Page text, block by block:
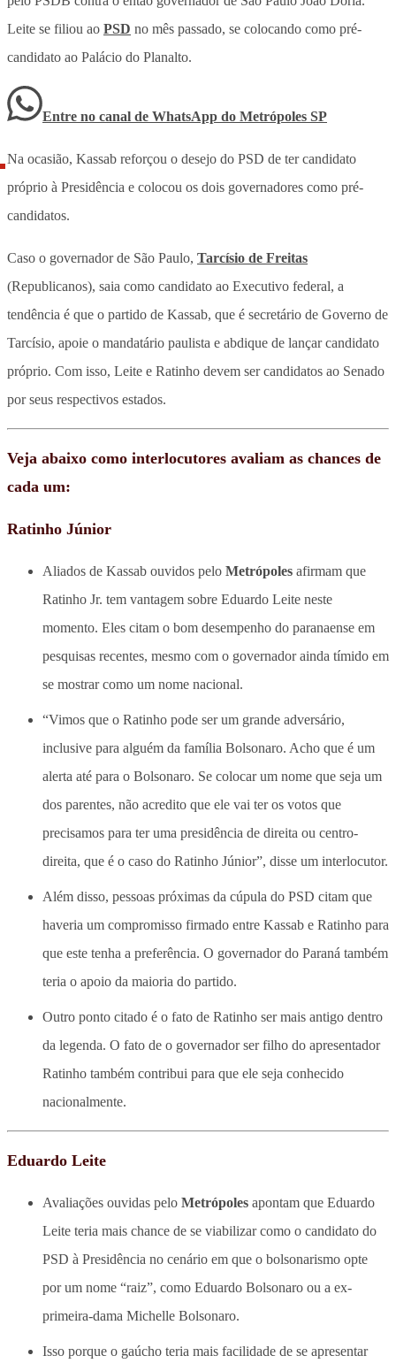
Leite se filiou ao PSD no mês passado, se colocando como pré-
candidato ao Palácio do Planalto.
Entre no canal de WhatsApp do Metrópoles SP
Na ocasião, Kassab reforçou o desejo do PSD de ter candidato
próprio à Presidência e colocou os dois governadores como pré-
candidatos.
Caso o governador de São Paulo, Tarcísio de Freitas
(Republicanos), saia como candidato ao Executivo federal, a
tendência é que o partido de Kassab, que é secretário de Governo de
Tarcísio, apoie o mandatário paulista e abdique de lançar candidato
próprio. Com isso, Leite e Ratinho devem ser candidatos ao Senado
por seus respectivos estados.
Veja abaixo como interlocutores avaliam as chances de
cada um:
Ratinho Júnior
Aliados de Kassab ouvidos pelo Metrópoles afirmam que
Ratinho Jr. tem vantagem sobre Eduardo Leite neste
momento. Eles citam o bom desempenho do paranaense em
pesquisas recentes, mesmo com o governador ainda tímido em
se mostrar como um nome nacional.
“Vimos que o Ratinho pode ser um grande adversário,
inclusive para alguém da família Bolsonaro. Acho que é um
alerta até para o Bolsonaro. Se colocar um nome que seja um
dos parentes, não acredito que ele vai ter os votos que
precisamos para ter uma presidência de direita ou centro-
direita, que é o caso do Ratinho Júnior”, disse um interlocutor.
Além disso, pessoas próximas da cúpula do PSD citam que
haveria um compromisso firmado entre Kassab e Ratinho para
que este tenha a preferência. O governador do Paraná também
teria o apoio da maioria do partido.
Outro ponto citado é o fato de Ratinho ser mais antigo dentro
da legenda. O fato de o governador ser filho do apresentador
Ratinho também contribui para que ele seja conhecido
nacionalmente.
Eduardo Leite
Avaliações ouvidas pelo Metrópoles apontam que Eduardo
Leite teria mais chance de se viabilizar como o candidato do
PSD à Presidência no cenário em que o bolsonarismo opte
por um nome “raiz”, como Eduardo Bolsonaro ou a ex-
primeira-dama Michelle Bolsonaro.
Isso porque o gaúcho teria mais facilidade de se apresentar